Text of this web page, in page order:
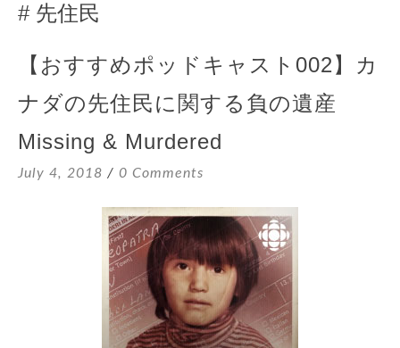
CONTENT
先住民
【おすすめポッドキャスト002】カ
ナダの先住民に関する負の遺産
Missing & Murdered
July 4, 2018 0 Comments